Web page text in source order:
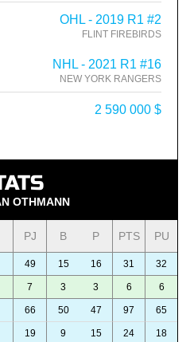
OHL - 2019 R1 #2
FLINT FIREBIRDS
NHL - 2021 R1 #16
NEW YORK RANGERS
2 590 000 $
OTHMANN
PJ B P PTS PU
49 15 16 31 32
7 3 3 6 6
66 50 47 97 65
19 9 15 24 18